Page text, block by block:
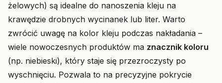
żelowych) są idealne do nanoszenia kleju na
krawędzie drobnych wycinanek lub liter. Warto
zwrócić uwagę na kolor kleju podczas nakładania –
wiele nowoczesnych produktów ma znacznik koloru
(np. niebieski), który staje się przezroczysty po
wyschnięciu. Pozwala to na precyzyjne pokrycie